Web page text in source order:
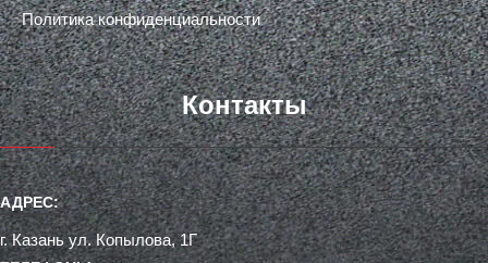
Политика конфиденциальности
Контакты
АДРЕС:
г. Казань ул. Копылова, 1Г